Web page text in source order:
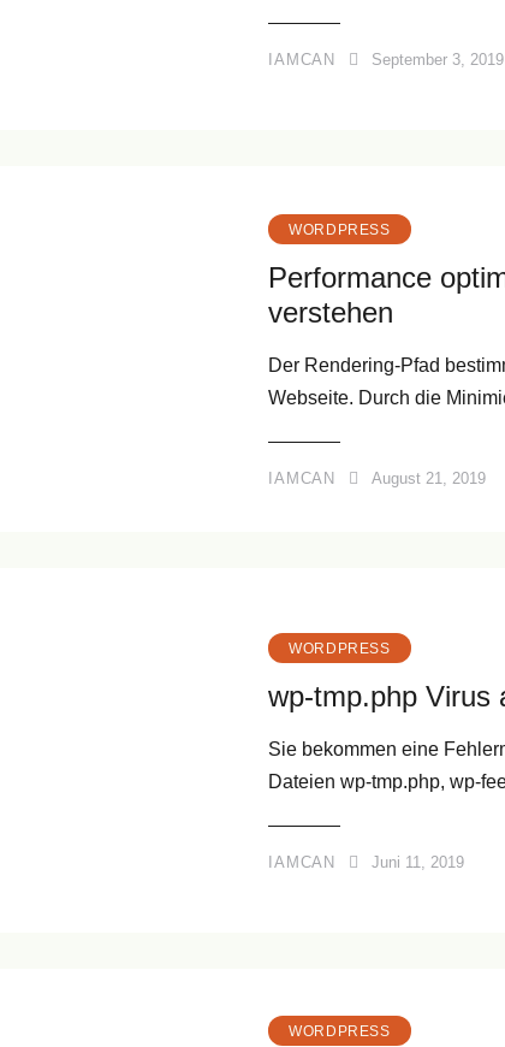
IAMCAN September 3, 2019
WORDPRESS
Performance
verstehen
Der Rendering-Pfad
Webseite. Durch die
IAMCAN August 21, 2019
WORDPRESS
wp-tmp.php Virus
Sie bekommen eine
Dateien wp-tmp.php, wp-
IAMCAN Juni 11, 2019
WORDPRESS